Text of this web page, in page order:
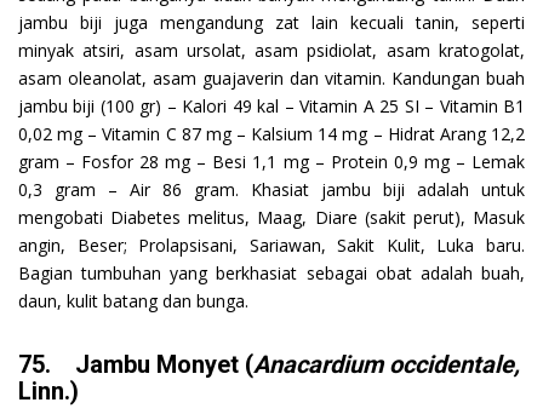
jambu biji juga mengandung zat lain kecuali tanin, seperti
minyak atsiri, asam ursolat, asam psidiolat, asam kratogolat,
asam oleanolat, asam guajaverin dan vitamin. Kandungan buah
jambu biji (100 gr) – Kalori 49 kal – Vitamin A 25 SI – Vitamin B1
0,02 mg – Vitamin C 87 mg – Kalsium 14 mg – Hidrat Arang 12,2
gram – Fosfor 28 mg – Besi 1,1 mg – Protein 0,9 mg – Lemak
0,3 gram – Air 86 gram. Khasiat jambu biji adalah untuk
mengobati Diabetes melitus, Maag, Diare (sakit perut), Masuk
angin, Beser; Prolapsisani, Sariawan, Sakit Kulit, Luka baru.
Bagian tumbuhan yang berkhasiat sebagai obat adalah buah,
daun, kulit batang dan bunga.
75. Jambu Monyet (Anacardium occidentale,
Linn.)